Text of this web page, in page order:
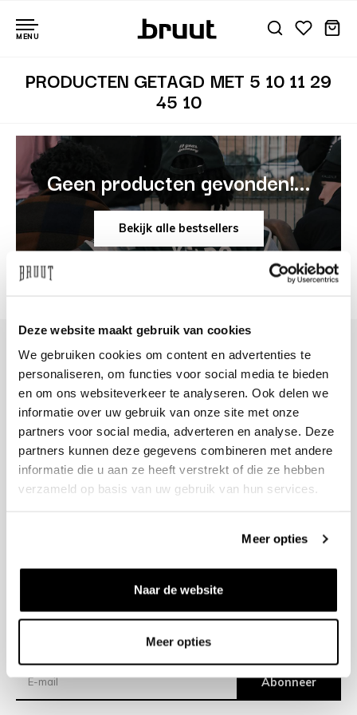
Deze website maakt gebruik van cookies
We gebruiken cookies om content en advertenties te
personaliseren, om functies voor social media te bieden
en om ons websiteverkeer te analyseren. Ook delen we
informatie over uw gebruik van onze site met onze
partners voor social media, adverteren en analyse. Deze
partners kunnen deze gegevens combineren met andere
informatie die u aan ze heeft verstrekt of die ze hebben
verzameld op basis van uw gebruik van hun services.
Meer opties
Naar de website
Meer opties
MENU
PRODUCTEN GETAGD MET 5 10 11 29
45 10
Geen producten gevonden!...
Bekijk alle bestsellers
+31 23 205 2006
info@bruut.nl
Contact Formulier
Open 11:00 - 18:00
OPENINGSTIJDEN
Verzending
Abonneer